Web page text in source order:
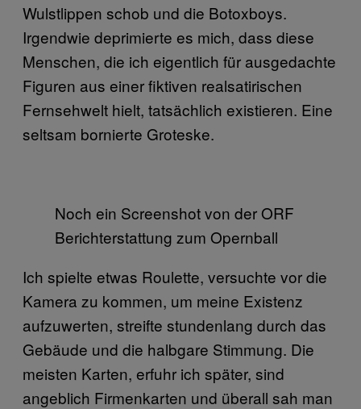
Wulstlippen schob und die Botoxboys.
Irgendwie deprimierte es mich, dass diese
Menschen, die ich eigentlich für ausgedachte
Figuren aus einer fiktiven realsatirischen
Fernsehwelt hielt, tatsächlich existieren. Eine
seltsam bornierte Groteske.
Noch ein Screenshot von der ORF
Berichterstattung zum Opernball
Ich spielte etwas Roulette, versuchte vor die
Kamera zu kommen, um meine Existenz
aufzuwerten, streifte stundenlang durch das
Gebäude und die halbgare Stimmung. Die
meisten Karten, erfuhr ich später, sind
angeblich Firmenkarten und überall sah man